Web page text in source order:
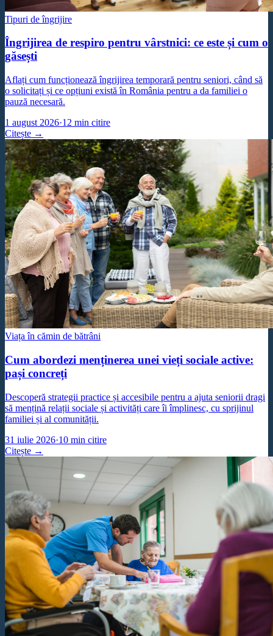
Tipuri de îngrijire
Îngrijirea de respiro pentru vârstnici: ce este și cum o
găsești
Aflați cum funcționează îngrijirea temporară pentru seniori, când să
o solicitați și ce opțiuni există în România pentru a da familiei o
pauză necesară.
1 august 2026·12 min citire
Citește →
Viața în cămin de bătrâni
Cum abordezi menținerea unei vieți sociale active:
pași concreți
Descoperă strategii practice și accesibile pentru a ajuta seniorii dragi
să mențină relații sociale și activități care îi împlinesc, cu sprijinul
familiei și al comunității.
31 iulie 2026·10 min citire
Citește →